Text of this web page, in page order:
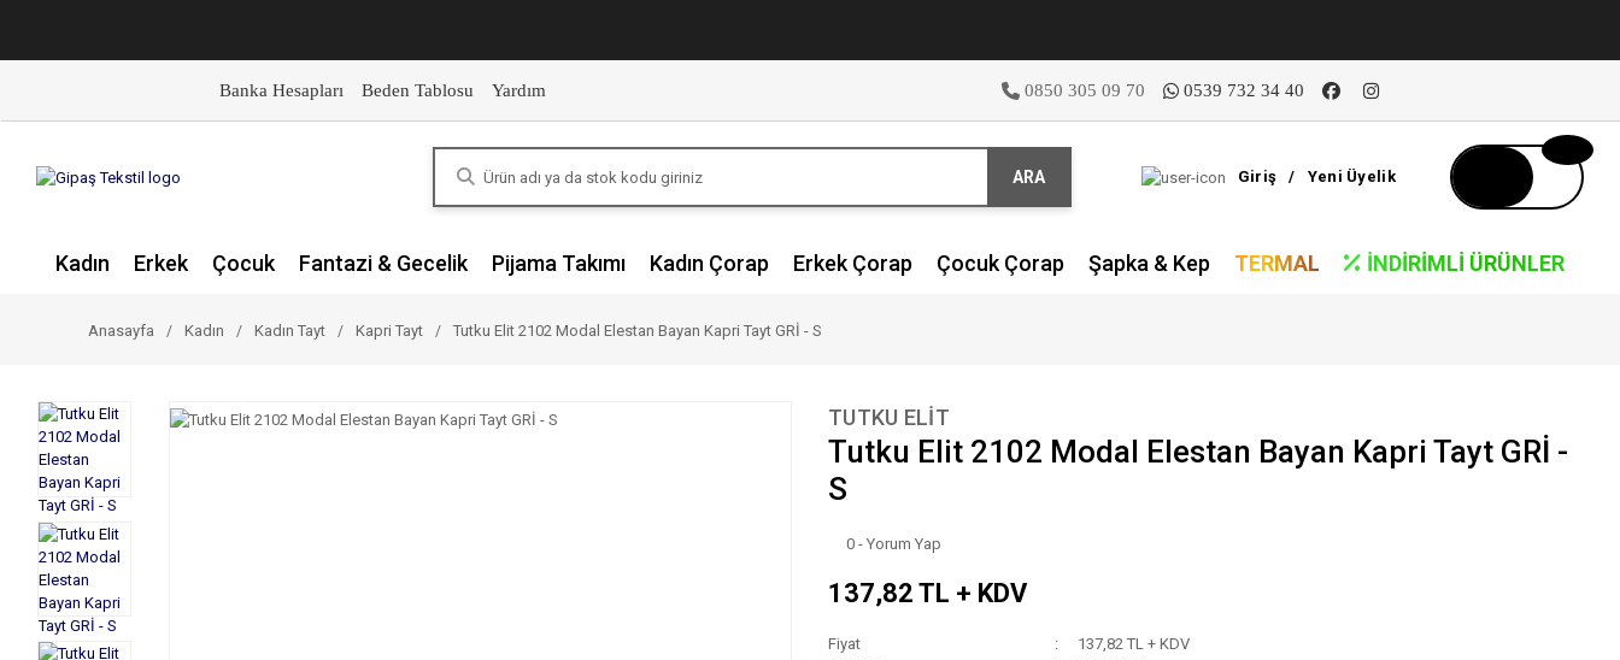
Banka Hesapları Beden Tablosu Yardım 0850 305 09 70 0539 732 34 40
ARA Giriş / Yeni Üyelik
Kadın Erkek Çocuk Fantazi & Gecelik Pijama Takımı Kadın Çorap Erkek Çorap Çocuk Çorap Şapka & Kep TERMAL İNDIRIMLI ÜRÜNLER
Anasayfa Kadın Kadın Tayt Kapri Tayt Tutku Elit 2102 Modal Elestan Bayan Kapri Tayt GRİ - S
TUTKU ELIT
Tutku Elit 2102 Modal Elestan Bayan Kapri Tayt GRİ -
S
0 - Yorum Yap
137,82 TL + KDV
Fiyat
137,82 TL + KDV